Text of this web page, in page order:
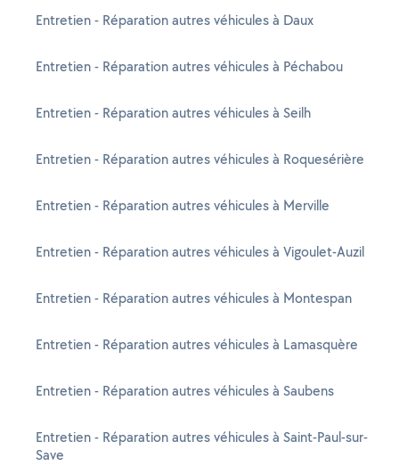
Entretien - Réparation autres véhicules à Daux
Entretien - Réparation autres véhicules à Péchabou
Entretien - Réparation autres véhicules à Seilh
Entretien - Réparation autres véhicules à Roquesérière
Entretien - Réparation autres véhicules à Merville
Entretien - Réparation autres véhicules à Vigoulet-Auzil
Entretien - Réparation autres véhicules à Montespan
Entretien - Réparation autres véhicules à Lamasquère
Entretien - Réparation autres véhicules à Saubens
Entretien - Réparation autres véhicules à Saint-Paul-sur-
Save